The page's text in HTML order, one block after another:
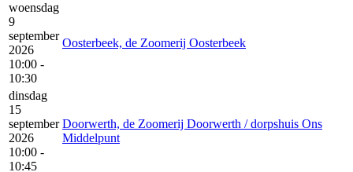
woensdag
9
september
2026
10:00 -
10:30
Oosterbeek, de Zoomerij Oosterbeek
dinsdag
15
september
2026
10:00 -
10:45
Doorwerth, de Zoomerij Doorwerth / dorpshuis Ons
Middelpunt